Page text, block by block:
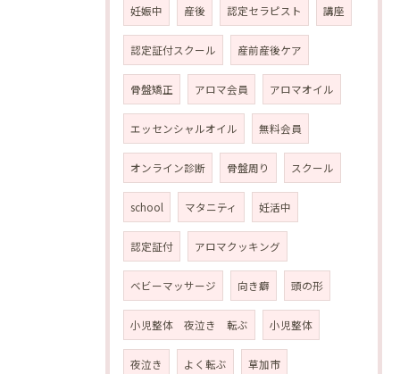
妊娠中 産後 認定セラピスト 講座
認定証付スクール 産前産後ケア
骨盤矯正 アロマ会員 アロマオイル
エッセンシャルオイル 無料会員
オンライン診断 骨盤周り スクール
school マタニティ 妊活中
認定証付 アロマクッキング
ベビーマッサージ 向き癖 頭の形
小児整体 夜泣き 転ぶ 小児整体
夜泣き よく転ぶ 草加市